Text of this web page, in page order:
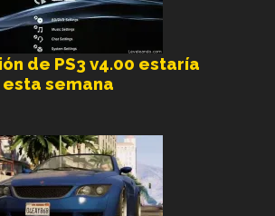
de PS3 v4.00 estaría
semana